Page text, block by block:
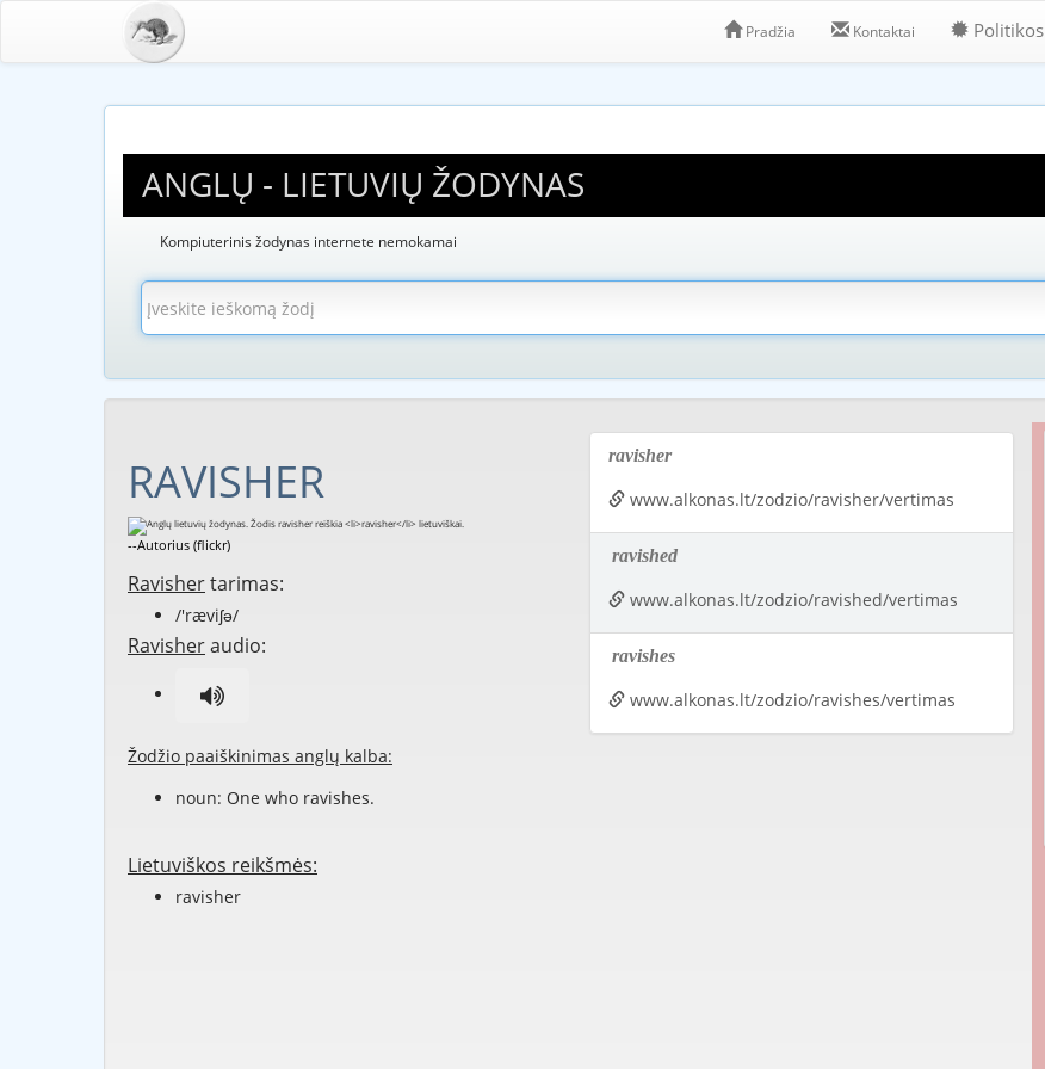
Pradžia Kontaktai Politikos
ANGLŲ - LIETUVIŲ ŽODYNAS
Kompiuterinis žodynas internete nemokamai
RAVISHER
--Autorius (flickr)
Ravishertarimas:
/'ræviʃə/
Ravisheraudio:
Žodžio paaiškinimas anglų kalba:
noun: One who ravishes.
Lietuviškos reikšmės:
ravisher
ravisher
www.alkonas.lt/zodzio/ravisher/vertimas
ravished
www.alkonas.lt/zodzio/ravished/vertimas
ravishes
www.alkonas.lt/zodzio/ravishes/vertimas